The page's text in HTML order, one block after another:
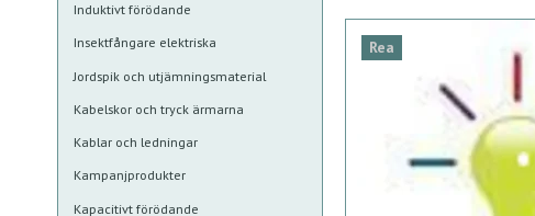
Induktivt förödande
Insektfångare elektriska
Jordspik och utjämningsmaterial
Kabelskor och tryck ärmarna
Kablar och ledningar
Kampanjprodukter
Kapacitivt förödande
Rea